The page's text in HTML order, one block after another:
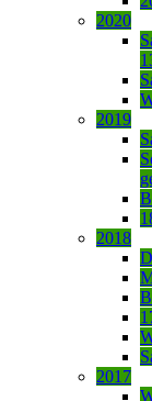
2020
2019
2018
2017